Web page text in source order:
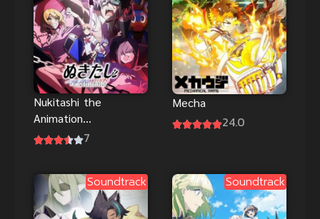
Nukitashi the
Animation
(2027) นูคิตา
7
Mecha
24.0
Soundtrack Soundtrack